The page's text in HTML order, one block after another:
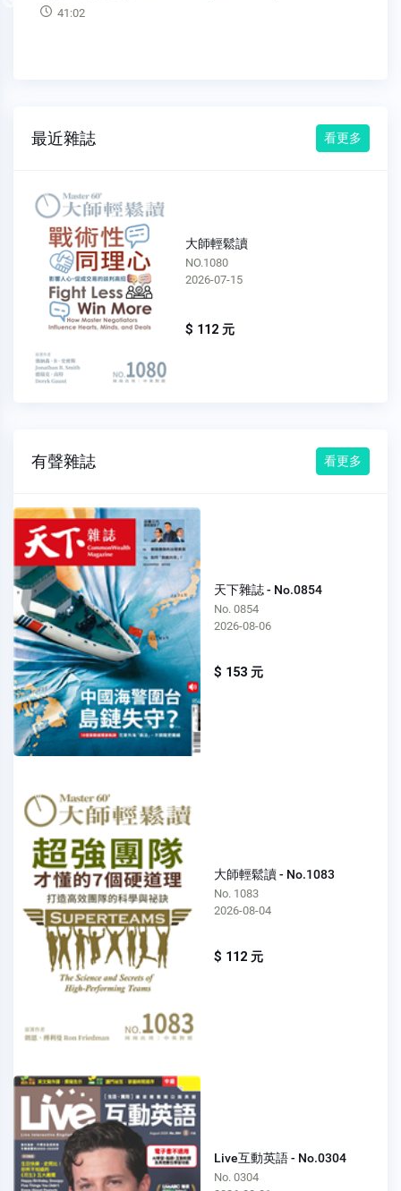
正從新的來源湧入，並以過去做不到的方式應用在重大問題
最近雜誌 看更多
大師輕鬆讀
NO.1079
2026-07-08
$ 112 元
有聲雜誌 看更多
天下雜誌 - No.0854
No. 0854
2026-08-06
$ 153 元
大師輕鬆讀 - No.1083
No. 1083
2026-08-04
$ 112 元
Live互動英語 - No.0304
No. 0304